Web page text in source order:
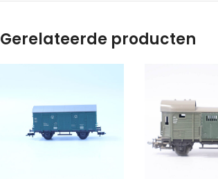
Gerelateerde producten